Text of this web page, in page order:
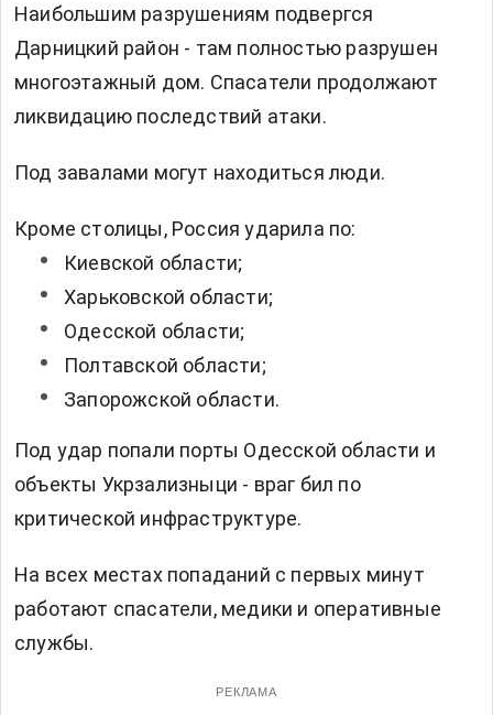
Наибольшим разрушениям подвергся
Дарницкий район - там полностью разрушен
многоэтажный дом. Спасатели продолжают
ликвидацию последствий атаки.
Под завалами могут находиться люди.
Кроме столицы, Россия ударила по:
Киевской области;
Харьковской области;
Одесской области;
Полтавской области;
Запорожской области.
Под удар попали порты Одесской области и
объекты Укрзализныци - враг бил по
критической инфраструктуре.
На всех местах попаданий с первых минут
работают спасатели, медики и оперативные
службы.
РЕКЛАМА